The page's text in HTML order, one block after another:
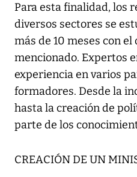
Para esta finalidad, los
diversos sectores se
más de 10 meses con
mencionado. Expertos
experiencia en varios
formadores. Desde la
hasta la creación de
parte de los
CREACIÓN DE UN